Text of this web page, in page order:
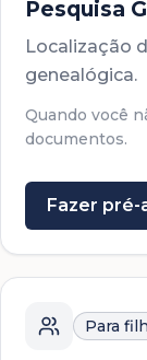
Pesquisa
Localização
genealógica.
Quando você
documentos.
Fazer pré-
Para